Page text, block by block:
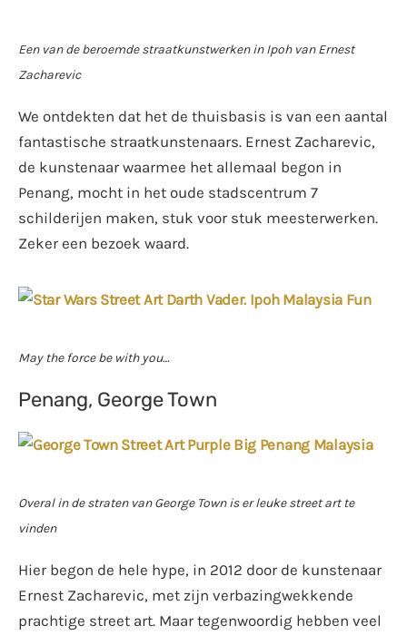
Een van de beroemde straatkunstwerken in Ipoh van Ernest
Zacharevic
We ontdekten dat het de thuisbasis is van een aantal
fantastische straatkunstenaars. Ernest Zacharevic,
de kunstenaar waarmee het allemaal begon in
Penang, mocht in het oude stadscentrum 7
schilderijen maken, stuk voor stuk meesterwerken.
Zeker een bezoek waard.
May the force be with you…
Penang, George Town
Overal in de straten van George Town is er leuke street art te
vinden
Hier begon de hele hype, in 2012 door de kunstenaar
Ernest Zacharevic, met zijn verbazingwekkende
prachtige street art. Maar tegenwoordig hebben veel